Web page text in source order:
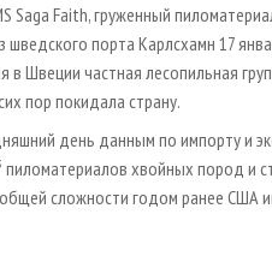
Saga Faith, груженный
порта Карлсхамн 17
в Швеции частная лесопильная
пор покидала страну.
день данным по импорту и
хвойных пород и
сложности годом ранее США